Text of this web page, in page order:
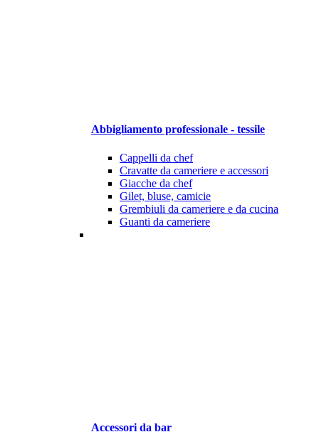
Abbigliamento professionale - tessile
Cappelli da chef
Cravatte da cameriere e accessori
Giacche da chef
Gilet, bluse, camicie
Grembiuli da cameriere e da cucina
Guanti da cameriere
Accessori da bar